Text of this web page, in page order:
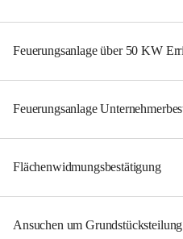
Feuerungsanlage über 50 KW
Feuerungsanlage
Flächenwidmungsbestätigung
Ansuchen um Grundstücksteilung